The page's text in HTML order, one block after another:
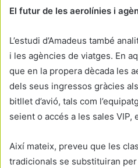
El futur de les aerolínies i
L’estudi d’Amadeus també
i les agències de viatges. En
que en la propera dècada les
dels seus ingressos gràcies
bitllet d’avió, tals com
seient o accés a les sales VIP,
Així mateix, preveu que les
tradicionals se substituiran per